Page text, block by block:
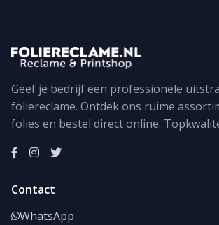
Geef je bedrijf een professionele
foliereclame. Ontdek ons ruime
folies en bestel direct online.
Contact
WhatsApp
Foliereclame
Meestal binnen een dag